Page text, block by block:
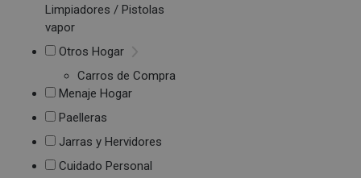
Limpiadores / Pistolas
vapor
Otros Hogar
Carros de Compra
Menaje Hogar
Paelleras
Jarras y Hervidores
Cuidado Personal